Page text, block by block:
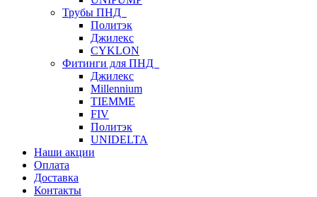
Трубы ПНД
Политэк
Джилекс
CYKLON
Фитинги для ПНД
Джилекс
Millennium
TIEMME
FIV
Политэк
UNIDELTA
Наши акции
Оплата
Доставка
Контакты